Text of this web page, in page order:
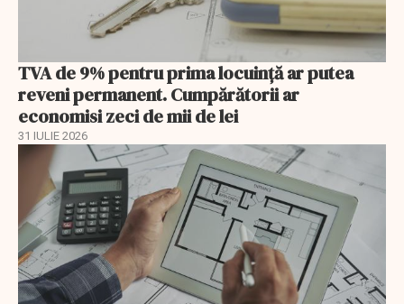
TVA de 9% pentru prima locuință ar putea
reveni permanent. Cumpărătorii ar
economisi zeci de mii de lei
31 IULIE 2026